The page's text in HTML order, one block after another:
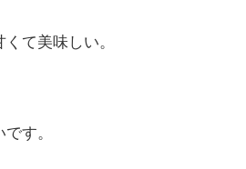
て美味しい。
す。